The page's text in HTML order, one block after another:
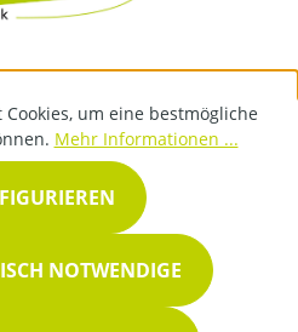
um eine bestmögliche
Mehr Informationen ...
NOTWENDIGE